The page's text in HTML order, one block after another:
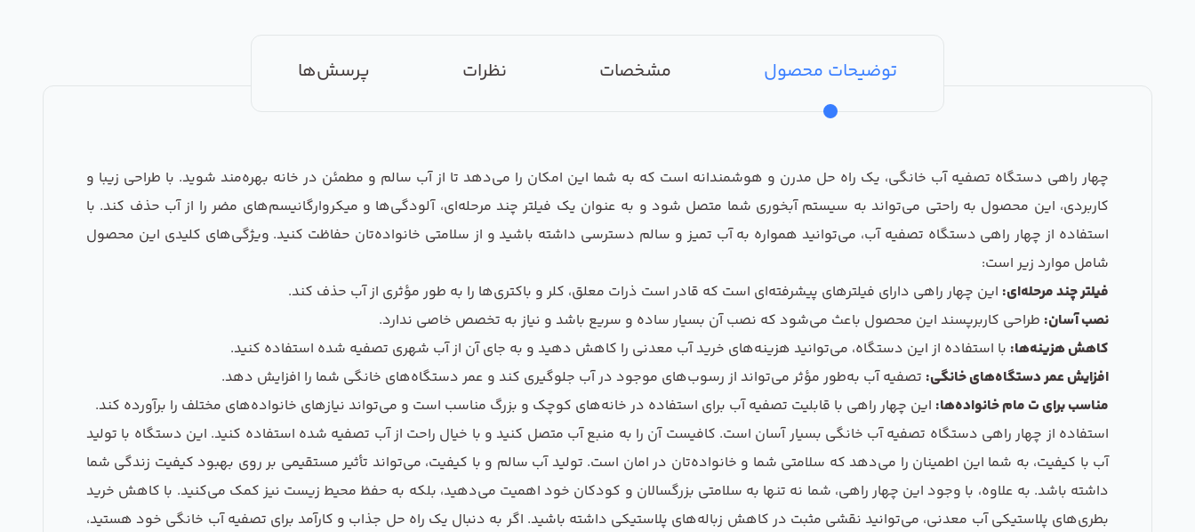
توضیحات محصول مشخصات نظرات پرسش‌ها
چهار راهی دستگاه تصفیه آب خانگی، یک راه حل مدرن و هوشمندانه است که به شما این امکان را می‌دهد تا از آب سالم و مطمئن در خانه بهره‌مند شوید. با طراحی زیبا و
کاربردی، این محصول به راحتی می‌تواند به سیستم آبخوری شما متصل شود و به عنوان یک فیلتر چند مرحله‌ای، آلودگی‌ها و میکروارگانیسم‌های مضر را از آب حذف کند. با
استفاده از چهار راهی دستگاه تصفیه آب، می‌توانید همواره به آب تمیز و سالم دسترسی داشته باشید و از سلامتی خانواده‌تان حفاظت کنید. ویژگی‌های کلیدی این محصول
شامل موارد زیر است:
فیلتر چند مرحله‌ای: این چهار راهی دارای فیلترهای پیشرفته‌ای است که قادر است ذرات معلق، کلر و باکتری‌ها را به طور مؤثری از آب حذف کند.
نصب آسان: طراحی کاربرپسند این محصول باعث می‌شود که نصب آن بسیار ساده و سریع باشد و نیاز به تخصص خاصی ندارد.
کاهش هزینه‌ها: با استفاده از این دستگاه، می‌توانید هزینه‌های خرید آب معدنی را کاهش دهید و به جای آن از آب شهری تصفیه شده استفاده کنید.
افزایش عمر دستگاه‌های خانگی: تصفیه آب به‌طور مؤثر می‌تواند از رسوب‌های موجود در آب جلوگیری کند و عمر دستگاه‌های خانگی شما را افزایش دهد.
مناسب برای ت مام خانواده‌ها: این چهار راهی با قابلیت تصفیه آب برای استفاده در خانه‌های کوچک و بزرگ مناسب است و می‌تواند نیازهای خانواده‌های مختلف را برآورده کند.
استفاده از چهار راهی دستگاه تصفیه آب خانگی بسیار آسان است. کافیست آن را به منبع آب متصل کنید و با خیال راحت از آب تصفیه شده استفاده کنید. این دستگاه با تولید
آب با کیفیت، به شما این اطمینان را می‌دهد که سلامتی شما و خانواده‌تان در امان است. تولید آب سالم و با کیفیت، می‌تواند تأثیر مستقیمی بر روی بهبود کیفیت زندگی شما
داشته باشد. به علاوه، با وجود این چهار راهی، شما نه تنها به سلامتی بزرگسالان و کودکان خود اهمیت می‌دهید، بلکه به حفظ محیط زیست نیز کمک می‌کنید. با کاهش خرید
بطری‌های پلاستیکی آب معدنی، می‌توانید نقشی مثبت در کاهش زباله‌های پلاستیکی داشته باشید. اگر به دنبال یک راه حل جذاب و کارآمد برای تصفیه آب خانگی خود هستید،